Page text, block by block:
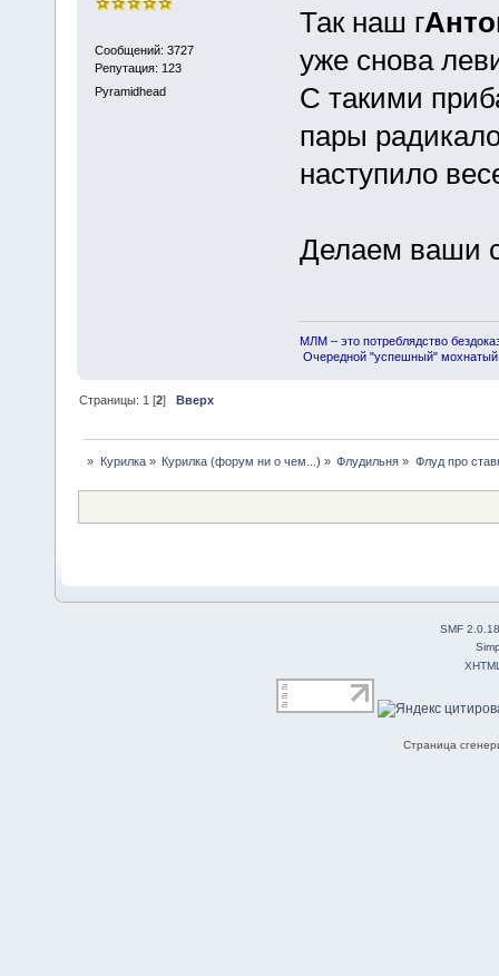
Сообщений: 3727
Репутация: 123
Pyramidhead
Так наш г
уже снова
С такими
пары
наступило
Делаем ваши
МЛМ – это потреблядство
Очередной "успешный"
Страницы:1 [2] Вверх
» Курилка» Курилка (форум ни о чем...) » Флудильня » Флуд про
SMF 2.0.18
Страница